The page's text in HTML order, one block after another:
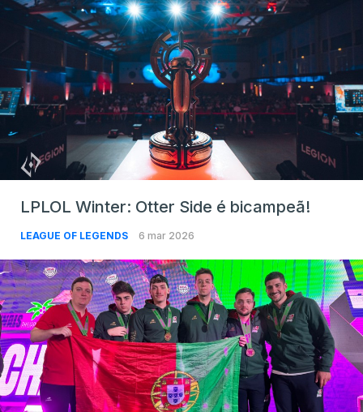
LPLOL Winter: Otter Side é bicampeã!
LEAGUE OF LEGENDS 6 mar 2026